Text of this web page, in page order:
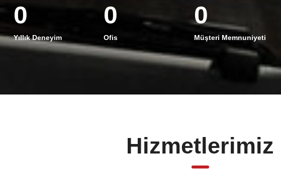
0
Yıllık Deneyim
0
Ofis
0
Müşteri Memnuniyeti
Hizmetlerimiz